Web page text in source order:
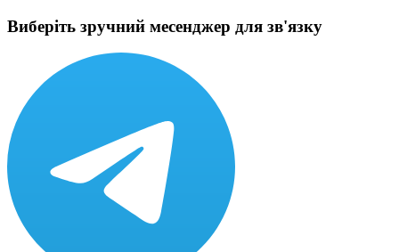
Виберіть зручний месенджер для зв'язку